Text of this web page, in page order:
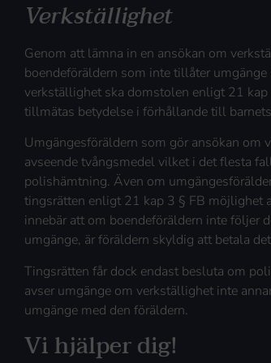
Verkställighet
Genom att lämna in en ansökan om
boendeföräldern som inte tillåter
verkställighet ska domstolen enligt 21 kap
tillmätas betydelse i förhållande till
Umgängesföräldern som gör ansökan
avseende tvångsmedel vilket i det flesta
polishämtning. Även om
tingsrätten enligt 21 kap 3 § FB möjlighet
innebär att om boendeföräldern inte
umgänge, är föräldern skyldig att betala
Tingsrätten får dock endast besluta om
avser umgänge om verkställighet inte
umgänge med den föräldern.
Vi hjälper dig!